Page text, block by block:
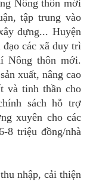
Nông thôn mới
tập trung vào
dựng... Huyện
các xã duy trì
Nông thôn mới.
xuất, nâng cao
và tinh thần cho
sách hỗ trợ
xuyên cho các
8 triệu đồng/nhà
nhập, cải thiện